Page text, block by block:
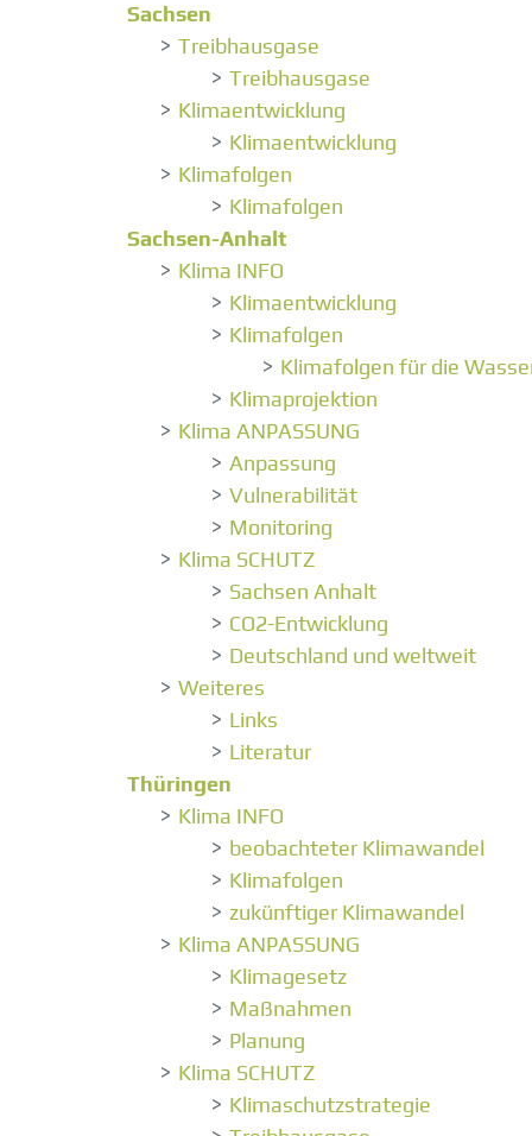
Sachsen
Treibhausgase
Treibhausgase
Klimaentwicklung
Klimaentwicklung
Klimafolgen
Klimafolgen
Sachsen-Anhalt
Klima INFO
Klimaentwicklung
Klimafolgen
Klimafolgen für die
Klimaprojektion
Klima ANPASSUNG
Anpassung
Vulnerabilität
Monitoring
Klima SCHUTZ
Sachsen Anhalt
CO2-Entwicklung
Deutschland und weltweit
Weiteres
Links
Literatur
Thüringen
Klima INFO
beobachteter Klimawandel
Klimafolgen
zukünftiger Klimawandel
Klima ANPASSUNG
Klimagesetz
Maßnahmen
Planung
Klima SCHUTZ
Klimaschutzstrategie